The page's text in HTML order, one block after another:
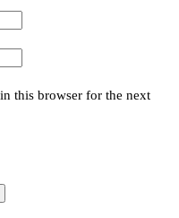
this browser for the next